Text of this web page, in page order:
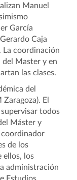
Manuel
García
Caja
La coordinación
del Master y en
las clases.
del
El
todos
Máster y
coordinador
de los
ellos, los
administración